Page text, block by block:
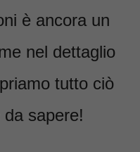
è ancora un
nel dettaglio
tutto ciò
da sapere!